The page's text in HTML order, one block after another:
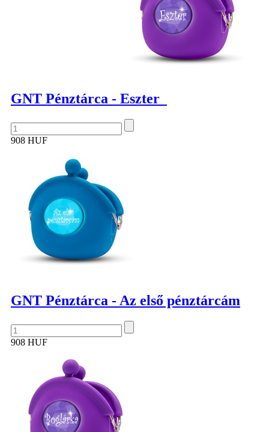
GNT Pénztárca - Eszter
908 HUF
GNT Pénztárca - Az első pénztárcám
908 HUF